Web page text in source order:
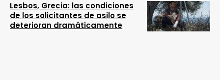
Lesbos, Grecia: las condiciones
de los solicitantes de asilo se
deterioran dramáticamente